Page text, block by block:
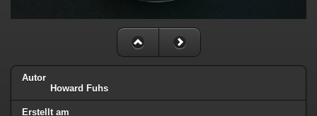
Autor
Howard Fuhs
Erstellt am